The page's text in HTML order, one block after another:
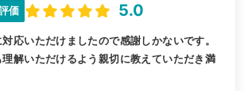
価 5.0
応いただけましたので感謝しかないです。
理解いただけるよう親切に教えていただき満